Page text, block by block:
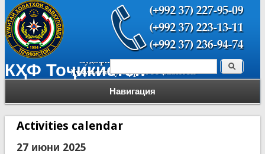
КҲФ Тоҷикистон
Навигация
Форма поиска Поиск
Activities calendar
27 июни 2025